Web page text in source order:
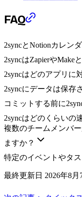
FAQ
2syncとNotionカレン
2syncはZapierやMake
2syncはどのアプリに
2syncにデータは保存
コミットする前に
2syncはどのくらいの
複数のチームメンバ
ますか？
特定のイベントやタ
最終更新日 2026年8月